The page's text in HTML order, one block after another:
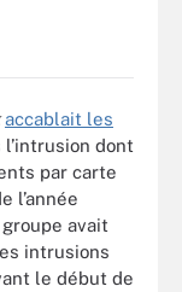
accablait les
l’intrusion dont
par carte
l’année
avait
intrusions
le début de